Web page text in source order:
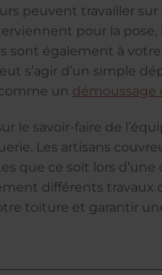
peuvent travailler
pour la pose,
sont également à
s’agir d’un simple
un démoussage
le savoir-faire de
Les artisans
que ce soit lors
différents travaux
toiture et garantir